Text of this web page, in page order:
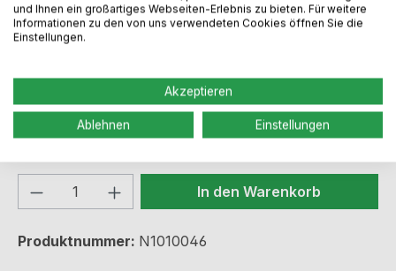
Regulärer Preis:
26,99 €
Preise inkl. MwSt. zzgl. Versandkosten
Produkt Anzahl: Gib denIn den Warenkorb
Produktnummer: N1010046
und Ihnen ein großartiges Webseiten-Erlebnis zu bieten. Für weitere
Informationen zu den von uns verwendeten Cookies öffnen Sie die
Einstellungen.
Akzeptieren
Ablehnen Einstellungen